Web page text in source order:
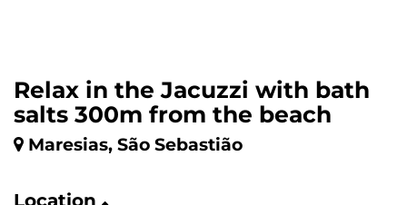
Relax in the Jacuzzi with bath
salts 300m from the beach
Maresias, São Sebastião
Location